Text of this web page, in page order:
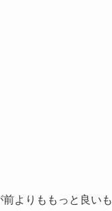
よりももっと良いも